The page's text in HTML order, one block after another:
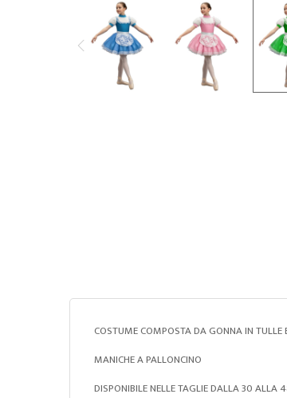
COSTUME COMPOSTA DA GONNA IN TULLE
MANICHE A PALLONCINO
DISPONIBILE NELLE TAGLIE DALLA 30 ALLA